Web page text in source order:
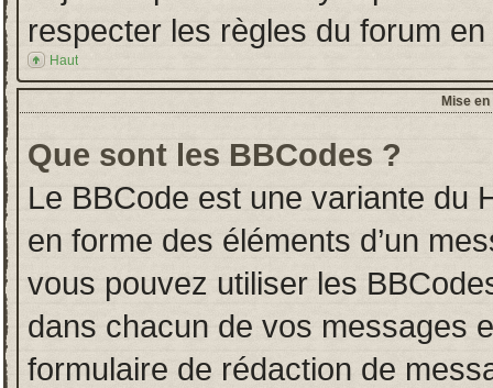
respecter les règles du forum
Haut
Mise
Que sont les BBCodes ?
Le BBCode est une variante du
en forme des éléments d’un
vous pouvez utiliser les
dans chacun de vos messages
formulaire de rédaction de